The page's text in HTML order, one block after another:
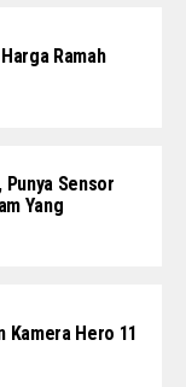
Ramah
Punya Sensor
Yang
Kamera Hero 11